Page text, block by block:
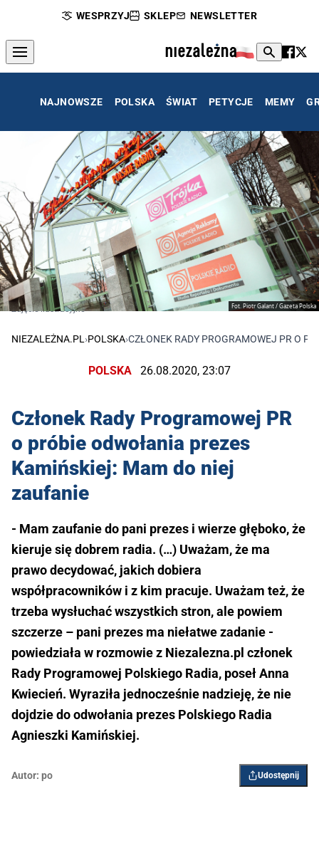
WESPRZYJ SKLEP NEWSLETTER
NAJNOWSZE POLSKA ŚWIAT PETYCJE MEMY
Fot. Piotr Galant / Gazeta Polska
Zdjęcie ilustracyjne
NIEZALEŻNA.PL›POLSKA›CZŁONEK RADY PROGRAMOWEJ PR O
POLSKA 26.08.2020, 23:07
Członek Rady Programowej PR
o próbie odwołania prezes
Kamińskiej: Mam do niej
zaufanie
- Mam zaufanie do pani prezes i wierze głęboko, że
kieruje się dobrem radia. (…) Uważam, że ma
prawo decydować, jakich dobiera
współpracowników i z kim pracuje. Uważam też, że
trzeba wysłuchać wszystkich stron, ale powiem
szczerze – pani prezes ma niełatwe zadanie -
powiedziała w rozmowie z Niezalezna.pl członek
Rady Programowej Polskiego Radia, poseł Anna
Kwiecień. Wyraziła jednocześnie nadzieję, że nie
dojdzie do odwołania prezes Polskiego Radia
Agnieszki Kamińskiej.
Autor: po Udostępnij